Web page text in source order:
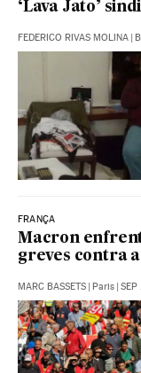
‘Lava Jato’
FEDERICO RIVAS MOLINA |
FRANÇA
Macron
greves contra
MARC BASSETS | Paris | SEP